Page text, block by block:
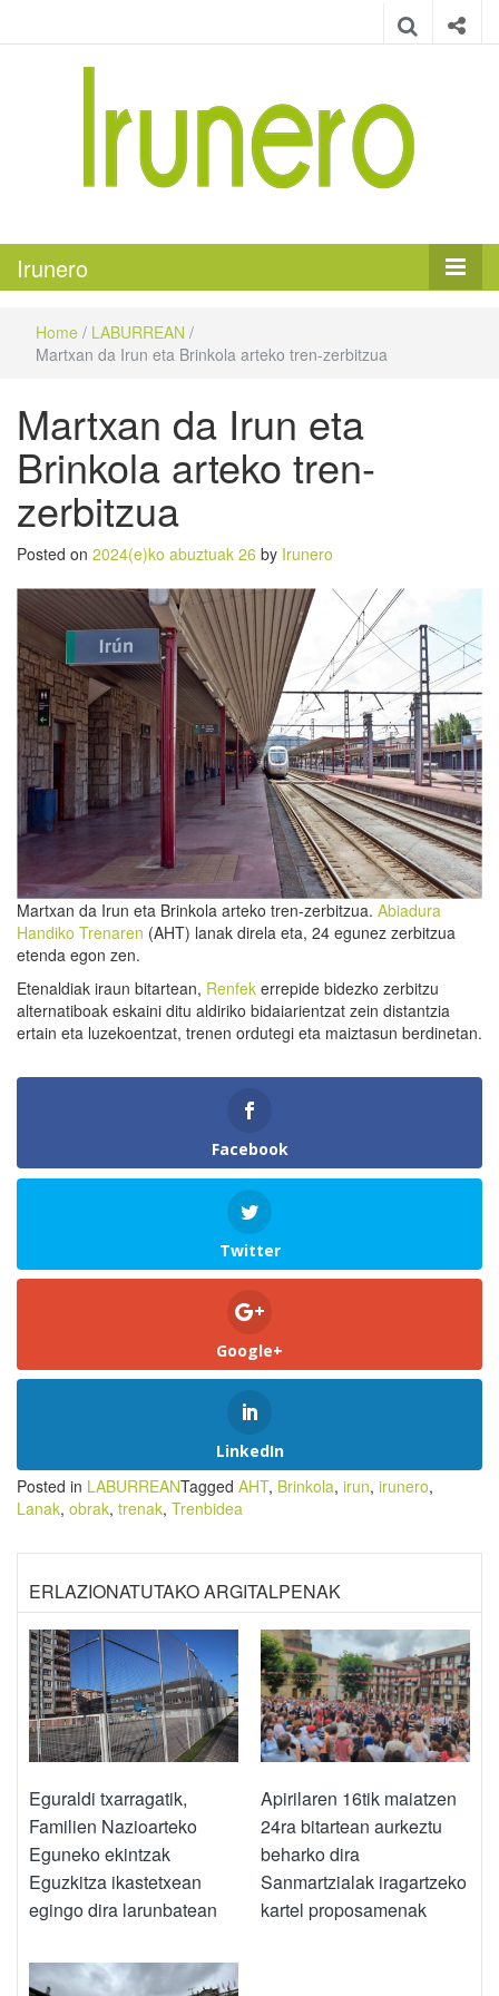
Irunero
Home / LABURREAN /
Martxan da Irun eta Brinkola arteko tren-zerbitzua
Martxan da Irun eta
Brinkola arteko tren-
zerbitzua
Posted on 2024(e)ko abuztuak 26 by Irunero
Martxan da Irun eta Brinkola arteko tren-zerbitzua. Abiadura
Handiko Trenaren (AHT) lanak direla eta, 24 egunez zerbitzua
etenda egon zen.
Etenaldiak iraun bitartean, Renfek errepide bidezko zerbitzu
alternatiboak eskaini ditu aldiriko bidaiarientzat zein distantzia
ertain eta luzekoentzat, trenen ordutegi eta maiztasun berdinetan.
Facebook
Twitter
Google+
LinkedIn
Posted in LABURREANTagged AHT, Brinkola, irun, irunero,
Lanak, obrak, trenak, Trenbidea
ERLAZIONATUTAKO ARGITALPENAK
Eguraldi txarragatik,
Familien Nazioarteko
Eguneko ekintzak
Eguzkitza ikastetxean
egingo dira larunbatean
Apirilaren 16tik maiatzen
24ra bitartean aurkeztu
beharko dira
Sanmartzialak iragartzeko
kartel proposamenak